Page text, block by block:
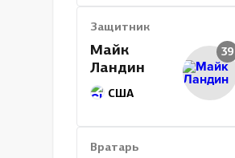
Защитник
Майк
Ландин
США
39
Вратарь